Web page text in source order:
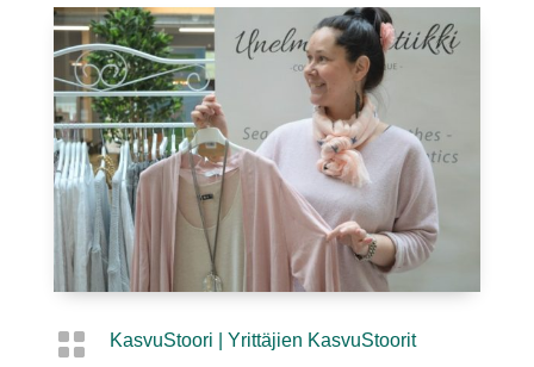
 KasvuStoori Yrittäjien KasvuStoorit